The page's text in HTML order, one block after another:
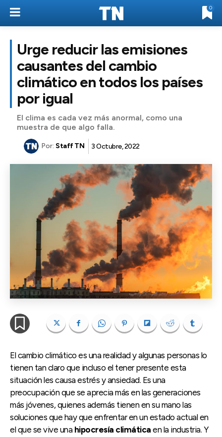
0
Urge reducir las emisiones
causantes del cambio
climático en todos los países
por igual
El clima es cada vez más anormal, como una
muestra de que algo falla.
Por: Staff TN 3 Octubre, 2022
El cambio climático es una realidad y algunas personas lo
tienen tan claro que incluso el tener presente esta
situación les causa estrés y ansiedad. Es una
preocupación que se aprecia más en las generaciones
más jóvenes, quienes además tienen en su mano las
soluciones que hay que enfrentar en un estado actual en
el que se vive una hipocresía climática en la industria. Y